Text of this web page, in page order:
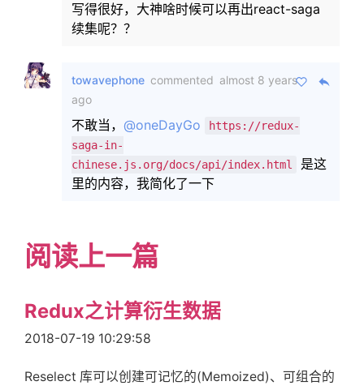
写得很好，大神啥时候可以再出react-saga
续集呢？？
towavephone commented almost 8 years
ago
不敢当， @oneDayGo
https://redux-
saga-in-
chinese.js.org/docs/api/index.html
是这
里的内容，我简化了一下
阅读上一篇
Redux之计算衍生数据
2018-07-19 10:29:58
Reselect 库可以创建可记忆的(Memoized)、可组合的